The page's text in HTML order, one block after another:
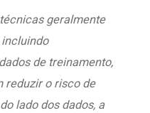
geralmente
de treinamento,
reduzir o risco de
lado dos dados, a